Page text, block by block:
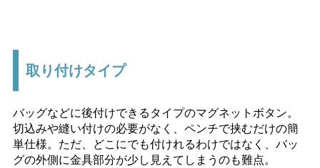
取り付けタイプ
バッグなどに後付けできるタイプのマグネットボタン。
切込みや縫い付けの必要がなく、ペンチで挟むだけの簡
単仕様。ただ、どこにでも付けれるわけではなく、バッ
グの外側に金具部分が少し見えてしまうのも難点。